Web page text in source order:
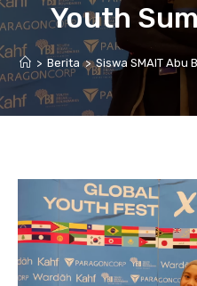
Youth
> Berita > Siswa SMAIT